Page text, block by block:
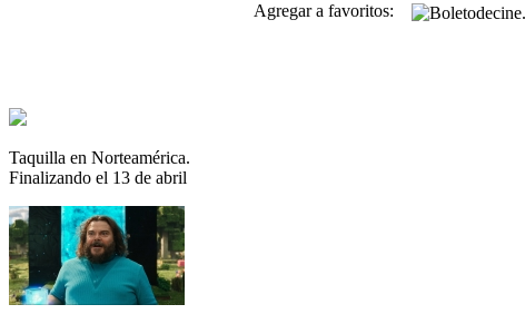
Taquilla en Norteamérica.
Finalizando el 13 de abril
Agregar a favoritos: